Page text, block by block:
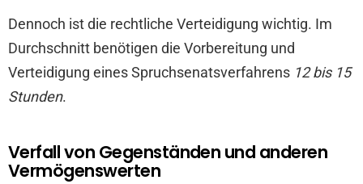
Dennoch ist die rechtliche Verteidigung wichtig. Im
Durchschnitt benötigen die Vorbereitung und
Verteidigung eines Spruchsenatsverfahrens 12 bis 15
Stunden.
Verfall von Gegenständen und anderen
Vermögenswerten